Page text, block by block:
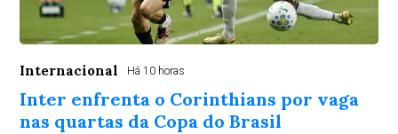
Internacional Há 10 horas
Inter enfrenta o Corinthians por vaga
nas quartas da Copa do Brasil